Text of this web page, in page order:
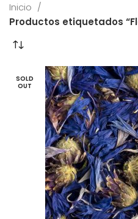
Inicio
Productos etiquetados
SOLD
OUT